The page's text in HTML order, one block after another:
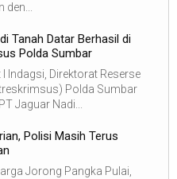
Tanah Datar Berhasil di
Polda Sumbar
Indagsi, Direktorat Reserse
Polda Sumbar
Jaguar Nadi...
Polisi Masih Terus
Jorong Pangka Pulai,